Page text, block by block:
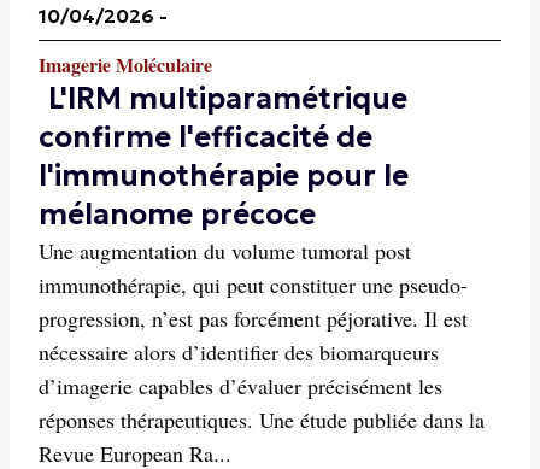
10/04/2026 -
Imagerie Moléculaire
L'IRM multiparamétrique
confirme l'efficacité de
l'immunothérapie pour le
mélanome précoce
Une augmentation du volume tumoral post
immunothérapie, qui peut constituer une pseudo-
progression, n’est pas forcément péjorative. Il est
nécessaire alors d’identifier des biomarqueurs
d’imagerie capables d’évaluer précisément les
réponses thérapeutiques. Une étude publiée dans la
Revue European Ra...